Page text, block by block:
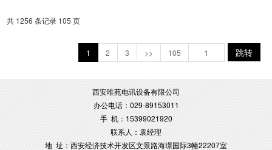
共 1256 条记录 105 页
1 2 3 >> 105 跳转
西安唯苑电讯设备有限公司
办公电话：029-89153011
手 机：15399021920
联系人：袁经理
地 址：西安经济技术开发区文景路海璟国际3幢22207室